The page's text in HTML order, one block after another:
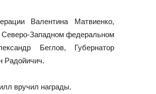
Валентина Матвиенко,
Северо-Западном федеральном
Беглов, Губернатор
Радойичич.
вручил награды.